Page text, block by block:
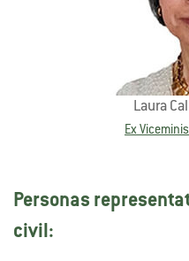
Laura
Ex
Personas
civil: